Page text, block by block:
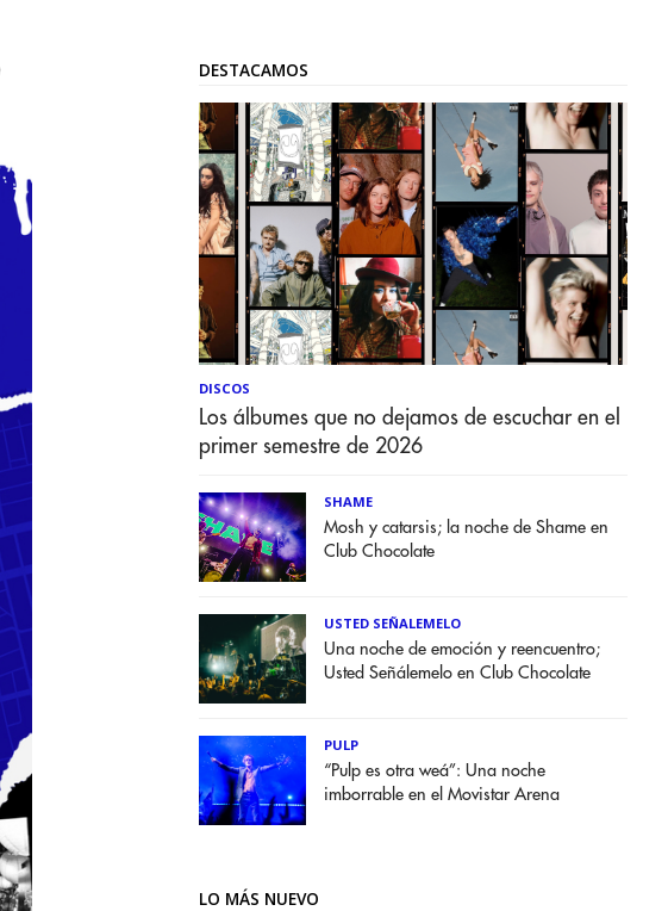
DESTACAMOS
DISCOS
Los álbumes que no dejamos de escuchar en el
primer semestre de 2026
SHAME
Mosh y catarsis; la noche de Shame en
Club Chocolate
USTED SEÑALEMELO
Una noche de emoción y reencuentro;
Usted Señálemelo en Club Chocolate
PULP
“Pulp es otra weá”: Una noche
imborrable en el Movistar Arena
LO MÁS NUEVO